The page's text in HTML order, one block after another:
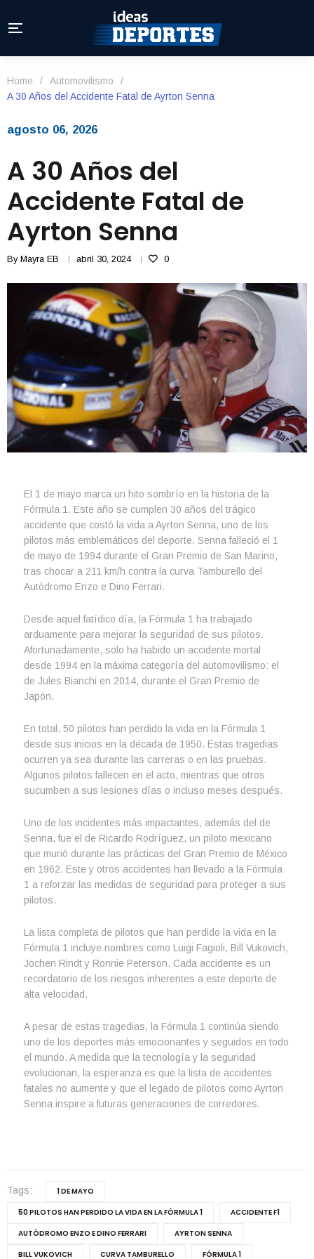
Home / Automovilismo
/
A 30 Años del Accidente Fatal de Ayrton Senna
agosto 06, 2026
A 30 Años del
Accidente Fatal de
Ayrton Senna
By Mayra EB abril 30, 2024 0
El 1 de mayo marca un hito sombrío en la historia de la
Fórmula 1. Este año se cumplen 30 años del trágico
accidente que costó la vida a Ayrton Senna, uno de los
pilotos más emblemáticos del deporte. Senna falleció el 1
de mayo de 1994 durante el Gran Premio de San Marino,
tras chocar a 211 km/h contra la curva Tamburello del
Autódromo Enzo e Dino Ferrari.
Desde aquel fatídico día, la Fórmula 1 ha trabajado
arduamente para mejorar la seguridad de sus pilotos.
Afortunadamente, solo ha habido un accidente mortal
desde 1994 en la máxima categoría del automovilismo: el
de Jules Bianchi en 2014, durante el Gran Premio de
Japón.
En total, 50 pilotos han perdido la vida en la Fórmula 1
desde sus inicios en la década de 1950. Estas tragedias
ocurren ya sea durante las carreras o en las pruebas.
Algunos pilotos fallecen en el acto, mientras que otros
sucumben a sus lesiones días o incluso meses después.
Uno de los incidentes más impactantes, además del de
Senna, fue el de Ricardo Rodríguez, un piloto mexicano
que murió durante las prácticas del Gran Premio de México
en 1962. Este y otros accidentes han llevado a la Fórmula
1 a reforzar las medidas de seguridad para proteger a sus
pilotos.
La lista completa de pilotos que han perdido la vida en la
Fórmula 1 incluye nombres como Luigi Fagioli, Bill Vukovich,
Jochen Rindt y Ronnie Peterson. Cada accidente es un
recordatorio de los riesgos inherentes a este deporte de
alta velocidad.
A pesar de estas tragedias, la Fórmula 1 continúa siendo
uno de los deportes más emocionantes y seguidos en todo
el mundo. A medida que la tecnología y la seguridad
evolucionan, la esperanza es que la lista de accidentes
fatales no aumente y que el legado de pilotos como Ayrton
Senna inspire a futuras generaciones de corredores.
Tags:
1 DE MAYO
50 PILOTOS HAN PERDIDO LA VIDA EN LA FÓRMULA 1
ACCIDENTE F1
AUTÓDROMO ENZO E DINO FERRARI
AYRTON SENNA
BILL VUKOVICH
CURVA TAMBURELLO
FÓRMULA 1